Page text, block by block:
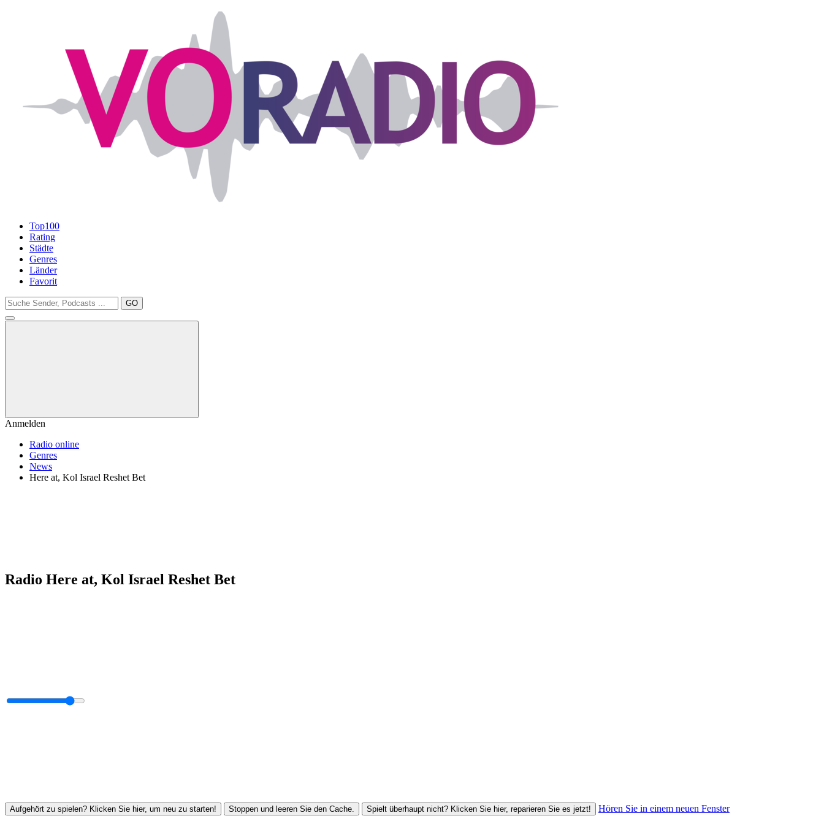
Top100
Rating
Städte
Genres
Länder
Favorit
GO
Anmelden
Radio online
Genres
News
Here at, Kol Israel Reshet Bet
Radio Here at, Kol Israel Reshet Bet
Aufgehört zu spielen? Klicken Sie hier, um neu zu starten! Stoppen und leeren Sie den Cache. Spielt überhaupt nicht? Klicken Sie hier, reparieren Sie es jetzt! Hören Sie in einem neuen Fenster